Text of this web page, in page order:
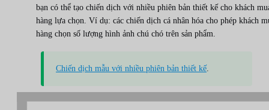
bạn có thể tạo chiến dịch với nhiều phiên bản thiết kế cho khách
hàng lựa chọn. Ví dụ: các chiến dịch cá nhân hóa cho phép khách
hàng chọn số lượng hình ảnh chú chó trên sản phẩm.
Chiến dịch mẫu với nhiều phiên bản thiết kế.